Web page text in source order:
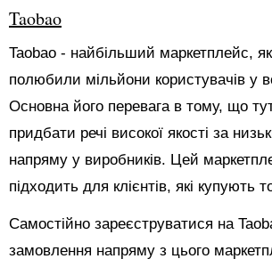
Taobao
Taobao - найбільший маркетплейс,
полюбили мільйони користувачів у
Основна його перевага в тому, що
придбати речі високої якості за
напряму у виробників. Цей
підходить для клієнтів, які купують
Самостійно зареєструватися на
замовлення напряму з цього